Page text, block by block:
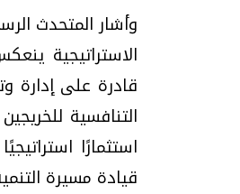
وأشار المتحدث
الاستراتيجية
قادرة على إدارة
التنافسية
استثمارًا
قيادة مسيرة
موجات الطقس الساخنة.. لماذا